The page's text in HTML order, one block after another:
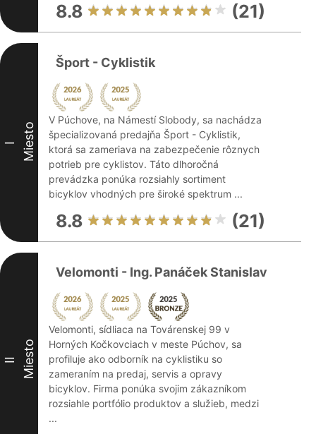
8.8 (21)
I Miesto
Šport - Cyklistik
V Púchove, na Námestí Slobody, sa nachádza
špecializovaná predajňa Šport - Cyklistik,
ktorá sa zameriava na zabezpečenie rôznych
potrieb pre cyklistov. Táto dlhoročná
prevádzka ponúka rozsiahly sortiment
bicyklov vhodných pre široké spektrum ...
8.8 (21)
II Miesto
Velomonti - Ing. Panáček Stanislav
Velomonti, sídliaca na Továrenskej 99 v
Horných Kočkovciach v meste Púchov, sa
profiluje ako odborník na cyklistiku so
zameraním na predaj, servis a opravy
bicyklov. Firma ponúka svojim zákazníkom
rozsiahle portfólio produktov a služieb, medzi
...